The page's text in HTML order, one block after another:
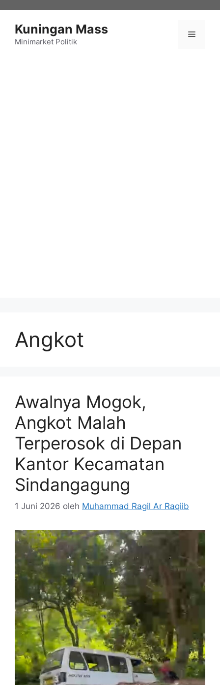
Kuningan Mass
Minimarket Politik
Menu
Angkot
Awalnya Mogok,
Angkot Malah
Terperosok di Depan
Kantor Kecamatan
Sindangagung
1 Juni 2026 oleh Muhammad Ragil Ar Raqiib